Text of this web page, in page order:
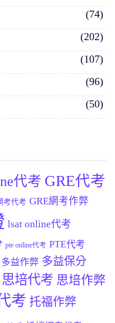
(74)
(202)
(107)
(96)
(50)
代考 GRE代考
考代考 GRE網考作弊
lsat online代考
pte online代考 PTE代考
多益作弊 多益保分
思培代考 思培作弊
考 托福作弊